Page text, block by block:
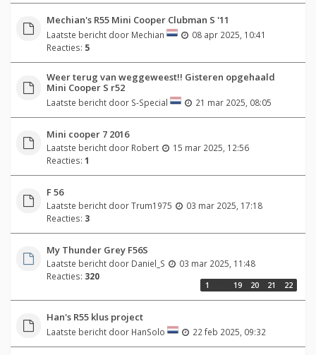
Mechian's R55 Mini Cooper Clubman S '11
Laatste bericht door Mechian
08 apr 2025, 10:41
Reacties: 5
Weer terug van weggeweest!! Gisteren opgehaald
Mini Cooper S r52
Laatste bericht door S-Special 21 mar 2025, 08:05
Mini cooper 7 2016
Laatste bericht door Robert
15 mar 2025, 12:56
Reacties: 1
F 56
Laatste bericht doorTrum1975
03 mar 2025, 17:18
Reacties: 3
My Thunder Grey F56S
Laatste bericht door Daniel_S
03 mar 2025, 11:48
Reacties: 320
1 19 20 21 22
Han's R55 klus project
Laatste bericht door HanSolo 22 feb 2025, 09:32